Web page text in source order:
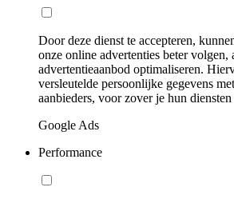
Door deze dienst te accepteren,
onze online advertenties beter volgen,
advertentieaanbod optimaliseren.
versleutelde persoonlijke gegevens
aanbieders, voor zover je hun
Google Ads
Performance